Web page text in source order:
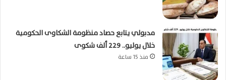
مدبولي يتابع حصاد منظومة الشكاوى الحكومية
خلال يوليو.. 229 ألف شكوى
منذ 15 ساعة